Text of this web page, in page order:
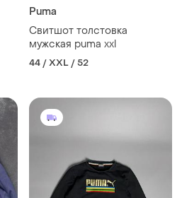
Puma
Свитшот толстовка
мужская puma xxl
44 / XXL / 52